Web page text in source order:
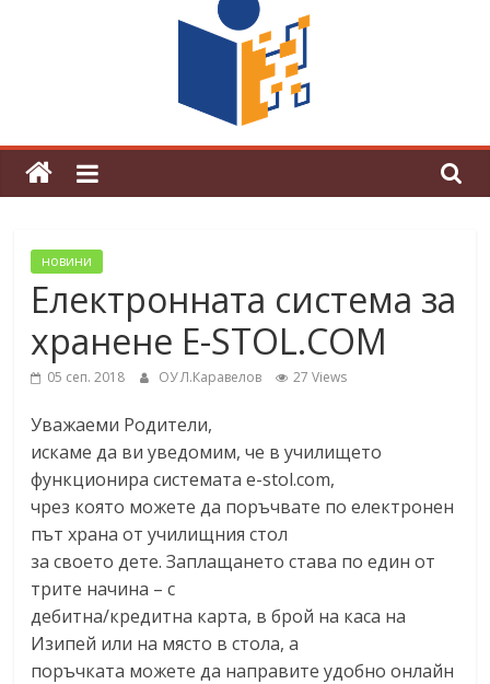
Магията на Андерсен оживя в ОУ
„Любен Каравелов“
новини
Електронната система за
хранене E-STOL.COM
05 сеп. 2018 ОУ Л.Каравелов 27 Views
Уважаеми Родители,
искаме да ви уведомим, че в училището
функционира системата e-stol.com,
чрез която можете да поръчвате по електронен
път храна от училищния стол
за своето дете. Заплащането става по един от
трите начина – с
дебитна/кредитна карта, в брой на каса на
Изипей или на място в стола, а
поръчката можете да направите удобно онлайн